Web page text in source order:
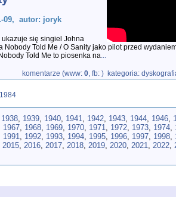
09, autor: joryk
ukazuje się singiel Johna
Nobody Told Me / O Sanity jako pilot przed
Told Me to piosenka na...
komentarze (www: 0, fb: ) kategoria:
1938, 1939, 1940, 1941, 1942, 1943, 1944, 1946,
1967, 1968, 1969, 1970, 1971, 1972, 1973, 1974,
1991, 1992, 1993, 1994, 1995, 1996, 1997, 1998,
2015, 2016, 2017, 2018, 2019, 2020, 2021, 2022,